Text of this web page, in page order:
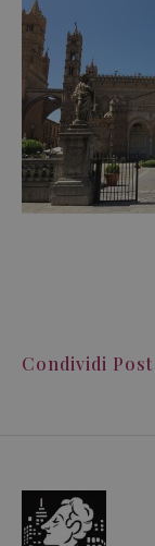
Condividi Post